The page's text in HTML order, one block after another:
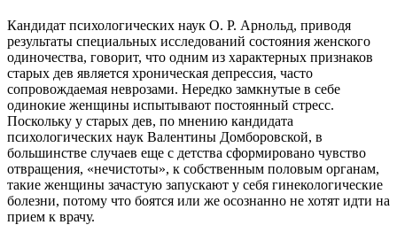
Кандидат психологических наук О. Р. Арнольд, приводя
результаты специальных исследований состояния женского
одиночества, говорит, что одним из характерных признаков
старых дев является хроническая депрессия, часто
сопровождаемая неврозами. Нередко замкнутые в себе
одинокие женщины испытывают постоянный стресс.
Поскольку у старых дев, по мнению кандидата
психологических наук Валентины Домборовской, в
большинстве случаев еще с детства сформировано чувство
отвращения, «нечистоты», к собственным половым органам,
такие женщины зачастую запускают у себя гинекологические
болезни, потому что боятся или же осознанно не хотят идти на
прием к врачу.